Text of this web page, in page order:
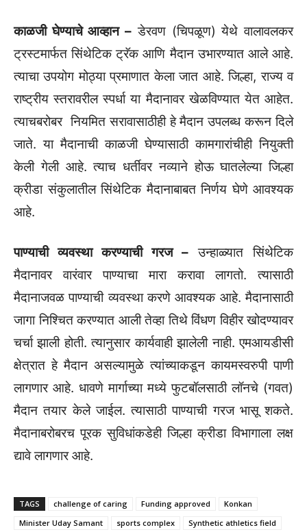
काळजी घेण्याचे आव्हान – डेरवण (चिपळूण) येथे वालावलकर
ट्रस्टमार्फत सिंथेटिक ट्रॅक आणि मैदान उभारण्यात आले आहे.
त्याचा उपयोग मोठ्या प्रमाणात केला जात आहे. जिल्हा, राज्य व
राष्ट्रीय स्तरावरील स्पर्धा या मैदानावर खेळविण्यात येत आहेत.
त्याचबरोबर नियमित सरावासाठीही हे मैदान उपलब्ध करून दिले
जाते. या मैदानाची काळजी घेण्यासाठी कामगारांचीही नियुक्ती
केली गेली आहे. त्याच धर्तीवर नव्याने होऊ घातलेल्या जिल्हा
क्रीडा संकुलातील सिंथेटिक मैदानाबाबत निर्णय घेणे आवश्यक
आहे.
पाण्याची व्यवस्था करण्याची गरज – उन्हाळ्यात सिंथेटिक
मैदानावर वारंवार पाण्याचा मारा करावा लागतो. त्यासाठी
मैदानाजवळ पाण्याची व्यवस्था करणे आवश्यक आहे. मैदानासाठी
जागा निश्चित करण्यात आली तेव्हा तिथे विंधण विहीर खोदण्यावर
चर्चा झाली होती. त्यानुसार कार्यवाही झालेली नाही. एमआयडीसी
क्षेत्रात हे मैदान असल्यामुळे त्यांच्याकडून कायमस्वरुपी पाणी
लागणार आहे. धावणे मार्गाच्या मध्ये फुटबॉलसाठी लॉनचे (गवत)
मैदान तयार केले जाईल. त्यासाठी पाण्याची गरज भासू शकते.
मैदानाबरोबरच पूरक सुविधांकडेही जिल्हा क्रीडा विभागाला लक्ष
द्यावे लागणार आहे.
TAGS challenge of caring Funding approved
Konkan
Minister Uday Samant
sports complex
Synthetic athletics field